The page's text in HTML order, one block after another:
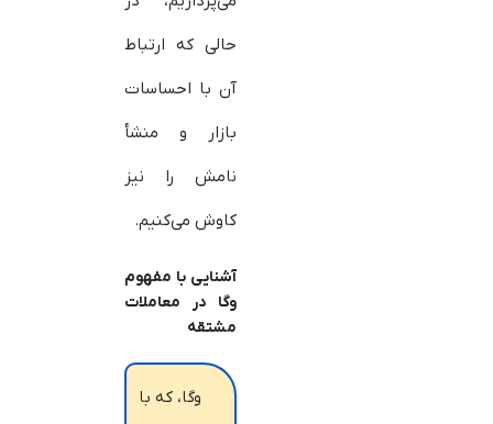
حالی که ارتباط
آن با احساسات
بازار و منشأ
نامش را نیز
کاوش می‌کنیم.
آشنایی با مفهوم
وگا در معاملات
مشتقه
وگا، که با